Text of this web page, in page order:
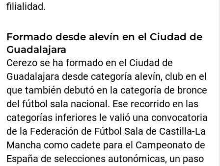
filialidad.
Formado desde alevín en el Ciudad de
Guadalajara
Cerezo se ha formado en el Ciudad de
Guadalajara desde categoría alevín, club en el
que también debutó en la categoría de bronce
del fútbol sala nacional. Ese recorrido en las
categorías inferiores le valió una convocatoria
de la Federación de Fútbol Sala de Castilla-La
Mancha como cadete para el Campeonato de
España de selecciones autonómicas, un paso